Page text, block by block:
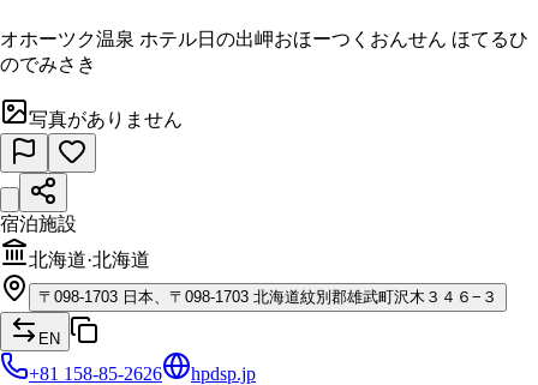
オホーツク温泉 ホテル日の出岬おほーつくおんせん ほてるひ
のでみさき
写真がありません
宿泊施設
北海道·北海道
〒 098-1703 日本、〒098-1703 北海道紋別郡雄武町沢木３４６−３
EN
+81 158-85-2626
hpdsp.jp